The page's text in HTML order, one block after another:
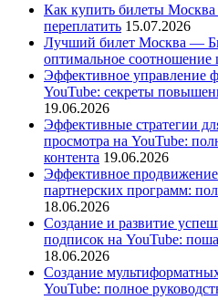
Как купить билеты
переплатить 15.07.2026
Лучший билет Москва —
оптимальное соотношение
Эффективное управление
YouTube: секреты
19.06.2026
Эффективные стратегии
просмотра на YouTube:
контента 19.06.2026
Эффективное
партнерских программ:
18.06.2026
Создание и развитие
подписок на YouTube:
18.06.2026
Создание
YouTube: полное